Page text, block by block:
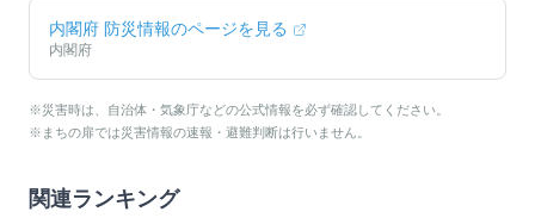
内閣府 防災情報のページを見る
内閣府
※災害時は、自治体・気象庁などの公式情報を必ず確認してください。
※まちの扉では災害情報の速報・避難判断は行いません。
関連ランキング